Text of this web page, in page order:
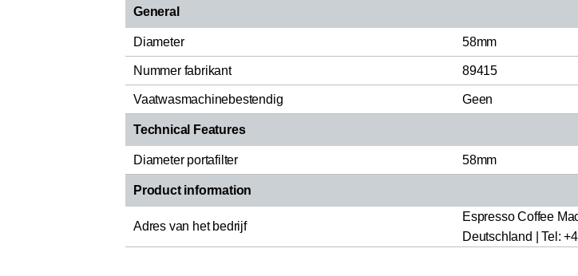
General
Diameter 58mm
Nummer fabrikant 89415
Vaatwasmachinebestendig Geen
Technical Features
Diameter portafilter 58mm
Product information
Adres van het bedrijf
Espresso Coffee
Deutschland | Tel: